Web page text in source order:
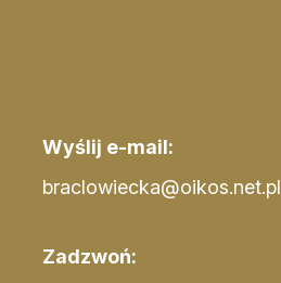
Wyślij e-mail:
braclowiecka@oikos.net.pl
Zadzwoń: